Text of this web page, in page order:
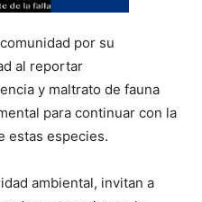
por su
al reportar
y maltrato de fauna
para continuar con la
estas especies.
ambiental, invitan a